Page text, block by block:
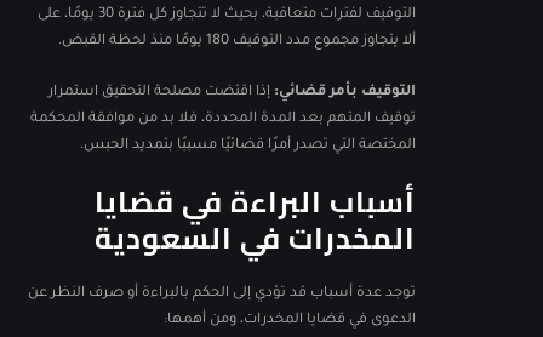
التوقيف لفترات متعاقبة، بحيث لا تتجاوز كل فترة 30 يومًا، على
ألا يتجاوز مجموع مدد التوقيف 180 يومًا منذ لحظة القبض.
التوقيف بأمر قضائي: إذا اقتضت مصلحة التحقيق استمرار
توقيف المتهم بعد المدة المحددة، فلا بد من موافقة المحكمة
المختصة التي تصدر أمرًا قضائيًا مسببًا بتمديد الحبس.
أسباب البراءة في قضايا
المخدرات في السعودية
توجد عدة أسباب قد تؤدي إلى الحكم بالبراءة أو صرف النظر عن
الدعوى في قضايا المخدرات، ومن أهمها: